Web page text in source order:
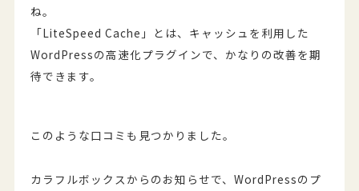
ね。
「LiteSpeed Cache」とは、キャッシュを利用した
WordPressの高速化プラグインで、かなりの改善を期
待できます。
このような口コミも見つかりました。
カラフルボックスからのお知らせで、WordPressのプ